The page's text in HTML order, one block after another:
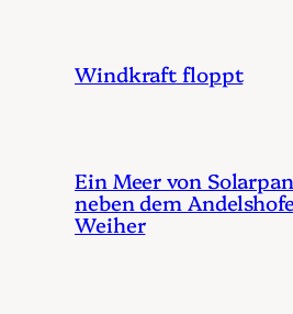
Windkraft floppt
Ein Meer von
neben dem
Weiher